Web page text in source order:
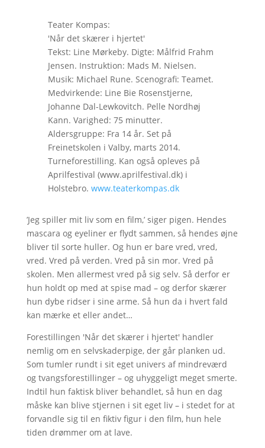
Teater Kompas:
'Når det skærer i hjertet'
Tekst: Line Mørkeby. Digte: Målfrid Frahm
Jensen. Instruktion: Mads M. Nielsen.
Musik: Michael Rune. Scenografi: Teamet.
Medvirkende: Line Bie Rosenstjerne,
Johanne Dal-Lewkovitch. Pelle Nordhøj
Kann. Varighed: 75 minutter.
Aldersgruppe: Fra 14 år. Set på
Freinetskolen i Valby, marts 2014.
Turneforestilling. Kan også opleves på
Aprilfestival (www.aprilfestival.dk) i
Holstebro. www.teaterkompas.dk
’Jeg spiller mit liv som en film,’ siger pigen. Hendes
mascara og eyeliner er flydt sammen, så hendes øjne
bliver til sorte huller. Og hun er bare vred, vred,
vred. Vred på verden. Vred på sin mor. Vred på
skolen. Men allermest vred på sig selv. Så derfor er
hun holdt op med at spise mad – og derfor skærer
hun dybe ridser i sine arme. Så hun da i hvert fald
kan mærke et eller andet…
Forestillingen 'Når det skærer i hjertet' handler
nemlig om en selvskaderpige, der går planken ud.
Som tumler rundt i sit eget univers af mindreværd
og tvangsforestillinger – og uhyggeligt meget smerte.
Indtil hun faktisk bliver behandlet, så hun en dag
måske kan blive stjernen i sit eget liv – i stedet for at
forvandle sig til en fiktiv figur i den film, hun hele
tiden drømmer om at lave.